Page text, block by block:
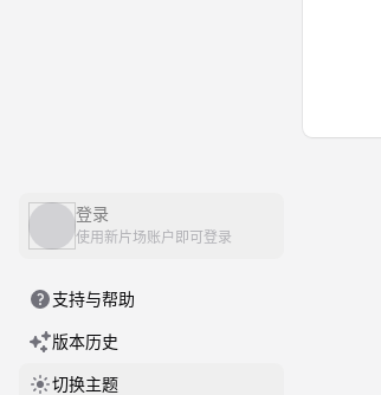
登录
使用新片场账户即可登录
支持与帮助
版本历史
切换主题